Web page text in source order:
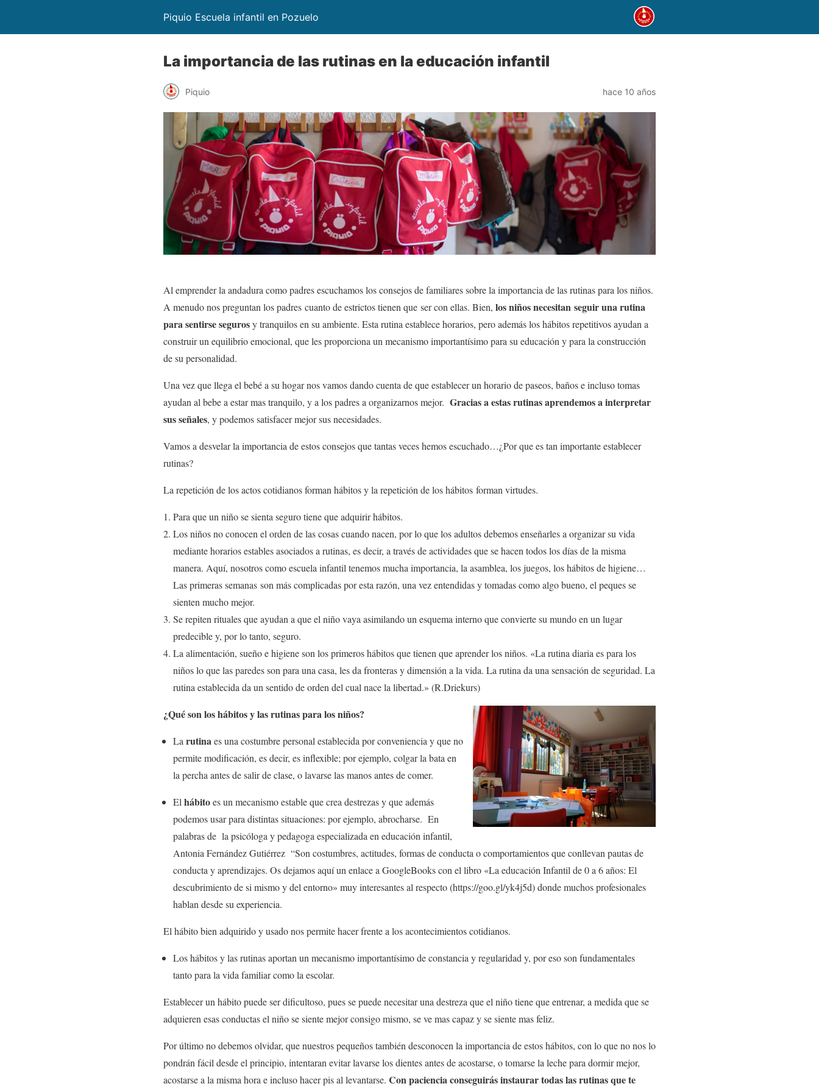
Piquio Escuela infantil en Pozuelo
La importancia de las rutinas en la educación infantil
Piquio hace 10 años
Al emprender la andadura como padres escuchamos los consejos de familiares sobre la importancia de las rutinas para los niños.
A menudo nos preguntan los padres cuanto de estrictos tienen que ser con ellas. Bien, los niños necesitan seguir una rutina
para sentirse segurosy tranquilos en su ambiente. Esta rutina establece horarios, pero además los hábitos repetitivos ayudan a
construir un equilibrio emocional, que les proporciona un mecanismo importantísimo para su educación y para la construcción
de su personalidad.
Una vez que llega el bebé a su hogar nos vamos dando cuenta de que establecer un horario de paseos, baños e incluso tomas
ayudan al bebe a estar mas tranquilo, y a los padres a organizarnos mejor. Gracias a estas rutinas aprendemos a interpretar
sus señales, y podemos satisfacer mejor sus necesidades.
Vamos a desvelar la importancia de estos consejos que tantas veces hemos escuchado…¿Por que es tan importante establecer
rutinas?
La repetición de los actos cotidianos forman hábitos y la repetición de los hábitos forman virtudes.
Para que un niño se sienta seguro tiene que adquirir hábitos.
Los niños no conocen el orden de las cosas cuando nacen, por lo que los adultos debemos enseñarles a organizar su vida
mediante horarios estables asociados a rutinas, es decir, a través de actividades que se hacen todos los días de la misma
manera. Aquí, nosotros como escuela infantil tenemos mucha importancia, la asamblea, los juegos, los hábitos de higiene…
Las primeras semanas son más complicadas por esta razón, una vez entendidas y tomadas como algo bueno, el peques se
sienten mucho mejor.
Se repiten rituales que ayudan a que el niño vaya asimilando un esquema interno que convierte su mundo en un lugar
predecible y, por lo tanto, seguro.
La alimentación, sueño e higiene son los primeros hábitos que tienen que aprender los niños. «La rutina diaria es para los
niños lo que las paredes son para una casa, les da fronteras y dimensión a la vida. La rutina da una sensación de seguridad. La
rutina establecida da un sentido de orden del cual nace la libertad.» (R.Driekurs)
¿Qué son los hábitos y las rutinas para los niños?
La rutinaes una costumbre personal establecida por conveniencia y que no
permite modificación, es decir, es inflexible; por ejemplo, colgar la bata en
la percha antes de salir de clase, o lavarse las manos antes de comer.
El hábitoes un mecanismo estable que crea destrezas y que además
podemos usar para distintas situaciones: por ejemplo, abrocharse. En
palabras de la psicóloga y pedagoga especializada en educación infantil,
Antonia Fernández Gutiérrez “Son costumbres, actitudes, formas de conducta o comportamientos que conllevan pautas de
conducta y aprendizajes. Os dejamos aquí un enlace a GoogleBooks con el libro «La educación Infantil de 0 a 6 años: El
descubrimiento de si mismo y del entorno» muy interesantes al respecto (https://goo.gl/yk4j5d) donde muchos profesionales
hablan desde su experiencia.
El hábito bien adquirido y usado nos permite hacer frente a los acontecimientos cotidianos.
Los hábitos y las rutinas aportan un mecanismo importantísimo de constancia y regularidad y, por eso son fundamentales
tanto para la vida familiar como la escolar.
Establecer un hábito puede ser dificultoso, pues se puede necesitar una destreza que el niño tiene que entrenar, a medida que se
adquieren esas conductas el niño se siente mejor consigo mismo, se ve mas capaz y se siente mas feliz.
Por último no debemos olvidar, que nuestros pequeños también desconocen la importancia de estos hábitos, con lo que no nos lo
pondrán fácil desde el principio, intentaran evitar lavarse los dientes antes de acostarse, o tomarse la leche para dormir mejor,
acostarse a la misma hora e incluso hacer pis al levantarse. Con paciencia conseguirás instaurar todas las rutinas que te